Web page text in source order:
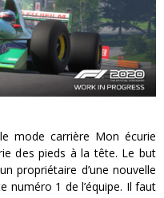
mode carrière Mon écurie
des pieds à la tête. Le but
propriétaire d’une nouvelle
numéro 1 de l’équipe. Il faut